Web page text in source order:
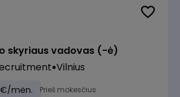
skyriaus vadovas (-ė)
Vilnius
mėn. Prieš mokesčius